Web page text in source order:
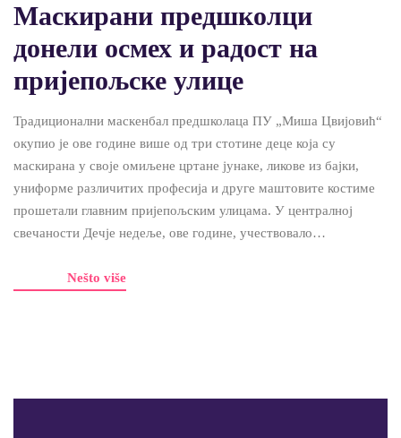
Маскирани предшколци
донели осмех и радост на
пријепољске улице
Традиционални маскенбал предшколаца ПУ „Миша Цвијовић“
окупио је ове године више од три стотине деце која су
маскирана у своје омиљене цртане јунаке, ликове из бајки,
униформе различитих професија и друге маштовите костиме
прошетали главним пријепољским улицама. У централној
свечаности Дечје недеље, ове године, учествовало…
Nešto više